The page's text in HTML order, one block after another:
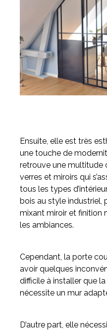
Ensuite, elle est très
une touche de
retrouve une multitude
verres et miroirs qui
tous les types
bois au style industriel,
mixant miroir et finition
les ambiances.
Cependant, la porte
avoir quelques
difficile à installer que
nécessite un mur
D’autre part, elle